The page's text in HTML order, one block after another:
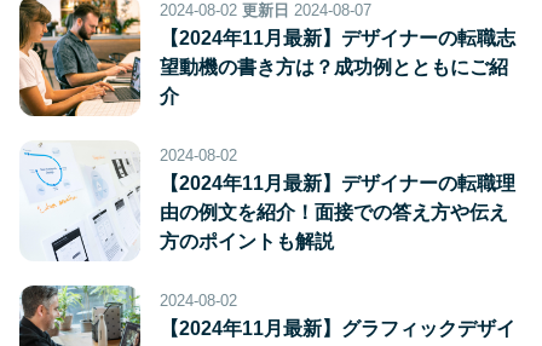
2024-08-02 更新日 2024-08-07
【2024年11月最新】デザイナーの転職志
望動機の書き方は？成功例とともにご紹
介
2024-08-02
【2024年11月最新】デザイナーの転職理
由の例文を紹介！面接での答え方や伝え
方のポイントも解説
2024-08-02
【2024年11月最新】グラフィックデザイ